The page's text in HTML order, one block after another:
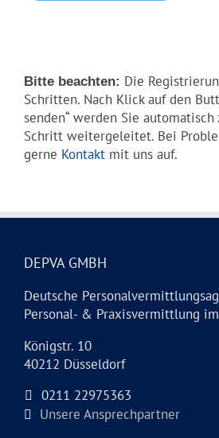
Bitte beachten: Die
Schritten. Nach Klick auf den
senden“ werden Sie automatisch
Schritt weiter­geleitet. Bei
gerne Kontakt mit uns auf.
DEPVA GMBH
Deutsche
Personal- & Praxisvermittlung
Königstr. 10
40212 Düsseldorf
0211 22975363
Unsere Ansprechpartner